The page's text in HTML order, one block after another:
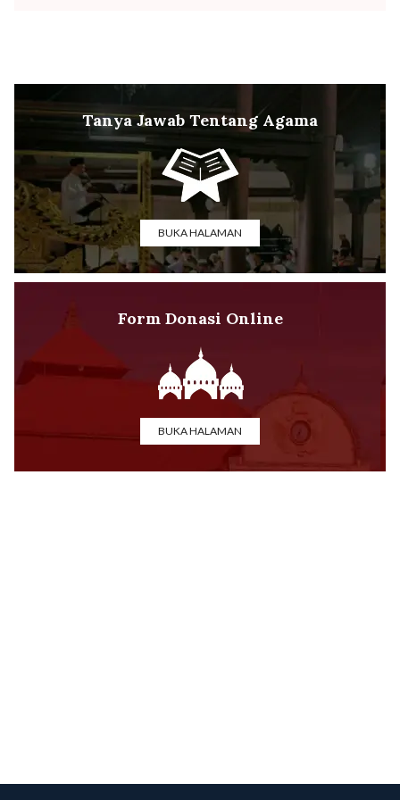
Tanya Jawab Tentang Agama
BUKA HALAMAN
Form Donasi Online
BUKA HALAMAN